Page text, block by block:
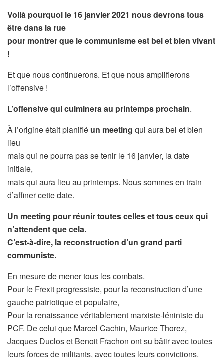
Voilà pourquoi le 16 janvier 2021 nous devrons tous
être dans la rue
pour montrer que le communisme est bel et bien vivant
!
Et que nous continuerons. Et que nous amplifierons
l’offensive !
L’offensive qui culminera au printemps prochain.
À l’origine était planifié un meeting qui aura bel et bien
lieu
mais qui ne pourra pas se tenir le 16 janvier, la date
initiale,
mais qui aura lieu au printemps. Nous sommes en train
d’affiner cette date.
Un meeting pour réunir toutes celles et tous ceux qui
n’attendent que cela.
C’est-à-dire, la reconstruction d’un grand parti
communiste.
En mesure de mener tous les combats.
Pour le Frexit progressiste, pour la reconstruction d’une
gauche patriotique et populaire,
Pour la renaissance véritablement marxiste-léniniste du
PCF. De celui que Marcel Cachin, Maurice Thorez,
Jacques Duclos et Benoit Frachon ont su bâtir avec toutes
leurs forces de militants, avec toutes leurs convictions.